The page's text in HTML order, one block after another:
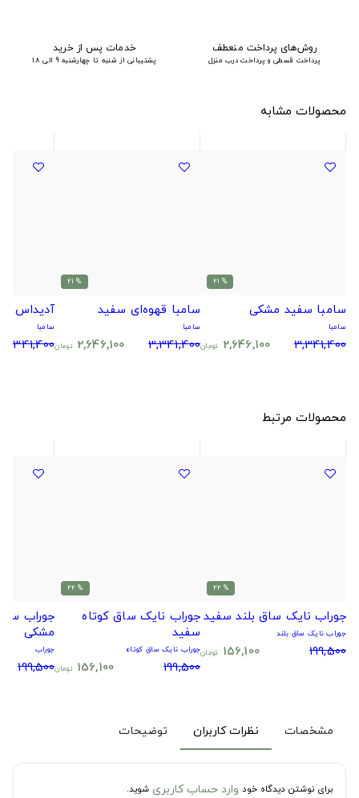
روش‌های پرداخت منعطف
پرداخت قسطی و پرداخت درب منزل
خدمات پس از خرید
پشتیبانی از شنبه تا چهارشنبه 9 الی 18
محصولات مشابه
% 21
سامبا سفید مشکی
سامبا
3,341,400
2,646,100 تومان
% 21
سامبا قهوه‌ای سفید
سامبا
3,341,400
2,646,100 تومان
آدیداس
سامبا
3,341,400
محصولات مرتبط
% 22
جوراب نایک ساق بلند سفید
جوراب نایک ساق بلند
199,500
156,100 تومان
% 22
جوراب نایک ساق کوتاه
سفید
جوراب نایک ساق کوتاه
199,500
156,100 تومان
جوراب
مشکی
جوراب
199,500
مشخصات نظرات کاربران توضیحات
برای نوشتن دیدگاه خود وارد حساب کاربری شوید.